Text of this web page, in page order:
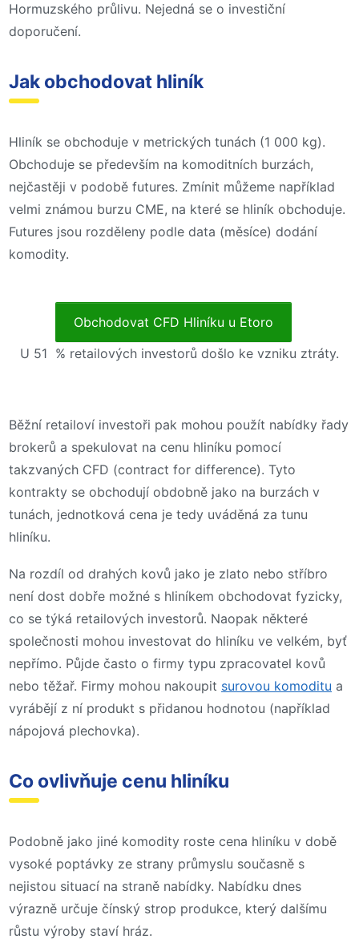
Hormuzského průlivu. Nejedná se o investiční
doporučení.
Jak obchodovat hliník
Hliník se obchoduje v metrických tunách (1 000 kg).
Obchoduje se především na komoditních burzách,
nejčastěji v podobě futures. Zmínit můžeme například
velmi známou burzu CME, na které se hliník obchoduje.
Futures jsou rozděleny podle data (měsíce) dodání
komodity.
Obchodovat CFD Hliníku u Etoro
U 51 % retailových investorů došlo ke vzniku ztráty.
Běžní retailoví investoři pak mohou použít nabídky řady
brokerů a spekulovat na cenu hliníku pomocí
takzvaných CFD (contract for difference). Tyto
kontrakty se obchodují obdobně jako na burzách v
tunách, jednotková cena je tedy uváděná za tunu
hliníku.
Na rozdíl od drahých kovů jako je zlato nebo stříbro
není dost dobře možné s hliníkem obchodovat fyzicky,
co se týká retailových investorů. Naopak některé
společnosti mohou investovat do hliníku ve velkém, byť
nepřímo. Půjde často o firmy typu zpracovatel kovů
nebo těžař. Firmy mohou nakoupit surovou komoditu a
vyrábějí z ní produkt s přidanou hodnotou (například
nápojová plechovka).
Co ovlivňuje cenu hliníku
Podobně jako jiné komodity roste cena hliníku v době
vysoké poptávky ze strany průmyslu současně s
nejistou situací na straně nabídky. Nabídku dnes
výrazně určuje čínský strop produkce, který dalšímu
růstu výroby staví hráz.